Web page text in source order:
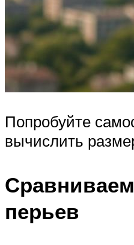
Попробуйте
вычислить
перьев